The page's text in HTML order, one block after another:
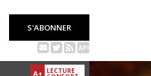
S'ABONNER
API
A+ LECTURE